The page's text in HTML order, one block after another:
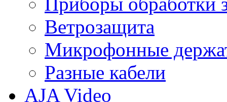
Ветрозащита
Микрофонные
Разные кабели
AJA Video